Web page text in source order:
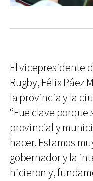
El vicepresidente
Rugby, Félix Páez
la provincia y la
“Fue clave
provincial y
hacer. Estamos
gobernador y la
hicieron y,